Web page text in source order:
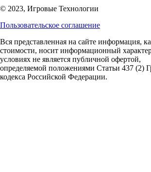
© 2023, Игровые Технологии
Пользовательское соглашение
Вся представленная на сайте информация,
стоимости, носит информационный
условиях не является публичной офертой,
определяемой положениями Статьи 437 (2)
кодекса Российской Федерации.